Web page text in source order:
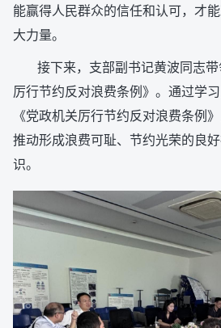
能赢得人民群众的信任和认可，才
大力量。
接下来，支部副书记黄波同志
厉行节约反对浪费条例》。通过学
《党政机关厉行节约反对浪费条例
推动形成浪费可耻、节约光荣的良
识。